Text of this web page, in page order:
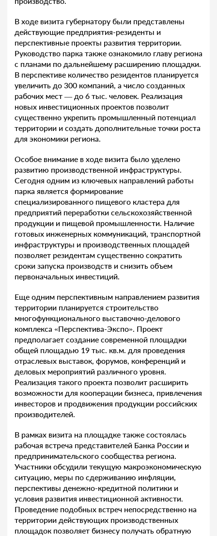
В ходе визита губернатору были представлены
действующие предприятия-резиденты и
перспективные проекты развития территории.
Руководство парка также ознакомило главу региона
с планами по дальнейшему расширению площадки.
В перспективе количество резидентов планируется
увеличить до 300 компаний, а число созданных
рабочих мест — до 6 тыс. человек. Реализация
новых инвестиционных проектов позволит
существенно укрепить промышленный потенциал
территории и создать дополнительные точки роста
для экономики региона.
Особое внимание в ходе визита было уделено
развитию производственной инфраструктуры.
Сегодня одним из ключевых направлений работы
парка является формирование
специализированного пищевого кластера для
предприятий переработки сельскохозяйственной
продукции и пищевой промышленности. Наличие
готовых инженерных коммуникаций, транспортной
инфраструктуры и производственных площадей
позволяет резидентам существенно сократить
сроки запуска производств и снизить объем
первоначальных инвестиций.
Еще одним перспективным направлением развития
территории планируется строительство
многофункционального выставочно-делового
комплекса «Перспектива-Экспо». Проект
предполагает создание современной площадки
общей площадью 19 тыс. кв.м. для проведения
отраслевых выставок, форумов, конференций и
деловых мероприятий различного уровня.
Реализация такого проекта позволит расширить
возможности для кооперации бизнеса, привлечения
инвесторов и продвижения продукции российских
производителей.
В рамках визита на площадке также состоялась
рабочая встреча представителей Банка России и
предпринимательского сообщества региона.
Участники обсудили текущую макроэкономическую
ситуацию, меры по сдерживанию инфляции,
перспективы денежно-кредитной политики и
условия развития инвестиционной активности.
Проведение подобных встреч непосредственно на
территории действующих производственных
площадок позволяет бизнесу получать обратную